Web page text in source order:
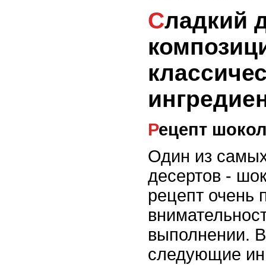
Сладкий дуэт: вкусные
Рецепт
Один из
десертов -
рецепт очень
выполнении.
следующие